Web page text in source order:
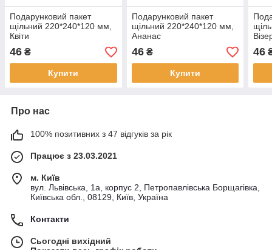
Подарунковий пакет
щільний 220*240*120 мм,
Квіти
46 ₴
Купити
Подарунковий пакет
щільний 220*240*120 мм,
Ананас
46₴
Купити
46
Про нас
100% позитивних з 47 відгуків за рік
Працює з 23.03.2021
м. Київ
вул. Львівська, 1а, корпус 2, Петропавлівська Борщагівка,
Київська обл., 08129, Київ, Україна
Контакти
Сьогодні вихідний